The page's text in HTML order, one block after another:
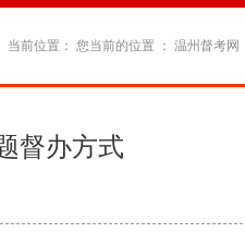
当前位置： 您当前的位置 ： 温州督考网
督办方式